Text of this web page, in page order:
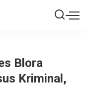
Blora
Kriminal,